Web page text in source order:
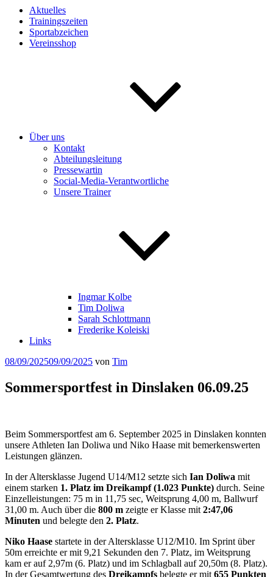
Aktuelles
Trainingszeiten
Sportabzeichen
Vereinsshop
Über uns
Kontakt
Abteilungsleitung
Pressewartin
Social-Media-Verantwortliche
Unsere Trainer
Ingmar Kolbe
Tim Doliwa
Sarah Schlottmann
Frederike Koleiski
Links
Veröffentlicht
08/09/202509/09/2025 von Tim
Sommersportfest in Dinslaken 06.09.25
Beim Sommersportfest am 6. September 2025 in Dinslaken konnten
unsere Athleten Ian Doliwa und Niko Haase mit bemerkenswerten
Leistungen glänzen.
In der Altersklasse Jugend U14/M12 setzte sich Ian Doliwa mit
einem starken 1. Platz im Dreikampf (1.023 Punkte) durch. Seine
Einzelleistungen: 75 m in 11,75 sec, Weitsprung 4,00 m, Ballwurf
31,00 m. Auch über die 800 m zeigte er Klasse mit 2:47,06
Minuten und belegte den 2. Platz.
Niko Haase startete in der Altersklasse U12/M10. Im Sprint über
50m erreichte er mit 9,21 Sekunden den 7. Platz, im Weitsprung
kam er auf 2,97m (6. Platz) und im Schlagball auf 20,50m (8. Platz).
In der Gesamtwertung des Dreikampfs belegte er mit 655 Punkten